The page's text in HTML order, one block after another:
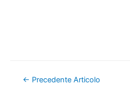
Navigazione
← Precedente Articolo